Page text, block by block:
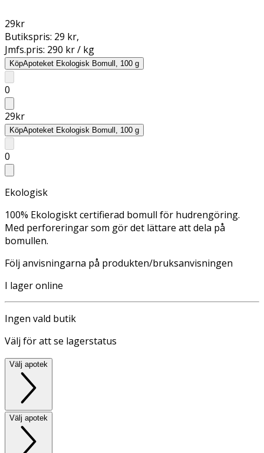
29kr
Butikspris: 29 kr,
Jmfs.pris: 290 kr / kg
KöpApoteket Ekologisk Bomull, 100 g
0
29kr
KöpApoteket Ekologisk Bomull, 100 g
0
Ekologisk
100% Ekologiskt certifierad bomull för hudrengöring.
Med perforeringar som gör det lättare att dela på
bomullen.
Följ anvisningarna på produkten/bruksanvisningen
I lager online
Ingen vald butik
Välj för att se lagerstatus
Välj apotek
Välj apotek